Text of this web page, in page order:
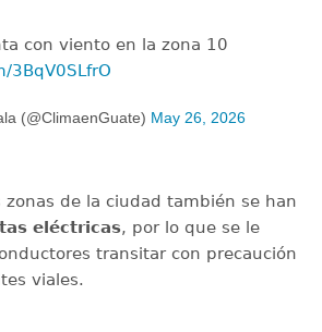
con viento en la zona 10
3BqV0SLfrO
(@ClimaenGuate) May 26, 2026
zonas de la ciudad también se han
eléctricas, por lo que se le
transitar con precaución
viales.